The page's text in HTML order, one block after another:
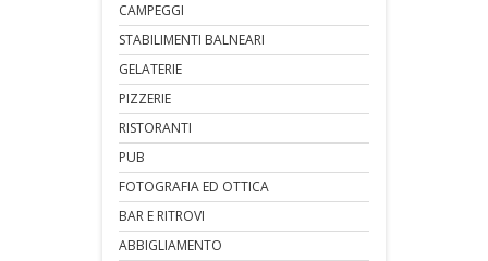
CAMPEGGI
STABILIMENTI BALNEARI
GELATERIE
PIZZERIE
RISTORANTI
PUB
FOTOGRAFIA ED OTTICA
BAR E RITROVI
ABBIGLIAMENTO